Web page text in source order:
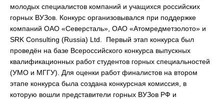
молодых специалистов компаний и учащихся российских
горных ВУЗов. Конкурс организовывался при поддержке
компаний ОАО «Северсталь», ОАО «Атомредметзолото» и
SRK Consulting (Russia) Ltd. Первый этап конкурса был
проведён на базе Всероссийского конкурса выпускных
квалификационных работ студентов горных специальностей
(УМО и МГГУ). Для оценки работ финалистов на втором
этапе конкурса была создана конкурсная комиссия, в
которую вошли представители горных ВУЗов РФ и